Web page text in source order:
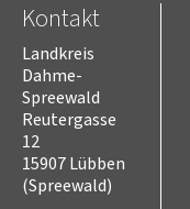
Kontakt
Landkreis
Dahme-
Spreewald
Reutergasse
12
15907 Lübben
(Spreewald)